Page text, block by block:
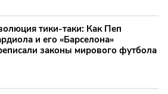
тики-таки: Как Пеп
и его «Барселона»
законы мирового футбола